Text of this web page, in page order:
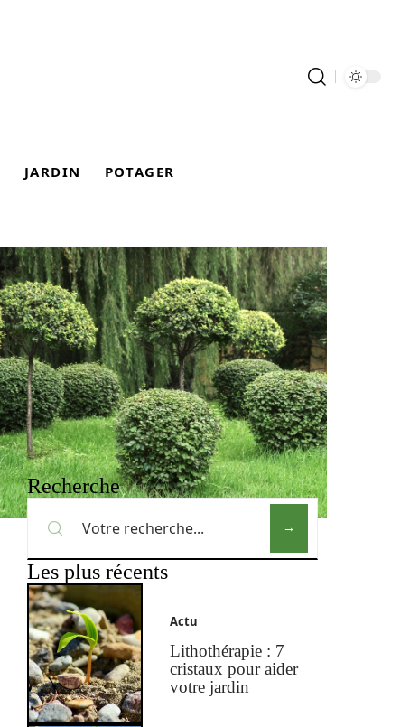
JARDIN POTAGER
Recherche
Les plus récents
Actu
Lithothérapie : 7
cristaux pour aider
votre jardin